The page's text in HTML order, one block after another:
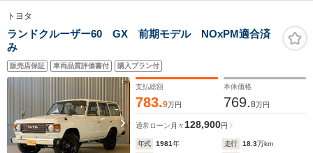
トヨタ
ランドクルーザー60 GX 前期モデル NOxPM適合済
み
販売店保証 車両品質評価書付 購入プラン付
支払総額
783.9万円
本体価格
769.8万円
通常ローン 月々128,900円
年式 1981年 走行 18.3万km